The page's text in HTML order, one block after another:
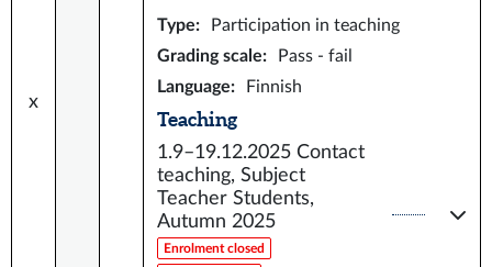
x
Type:
Participation in teaching
Grading scale:
Pass - fail
Language: Finnish
Teaching
1.9–19.12.2025 Contact
teaching, Subject
Teacher Students,
Autumn 2025
Enrolment closed